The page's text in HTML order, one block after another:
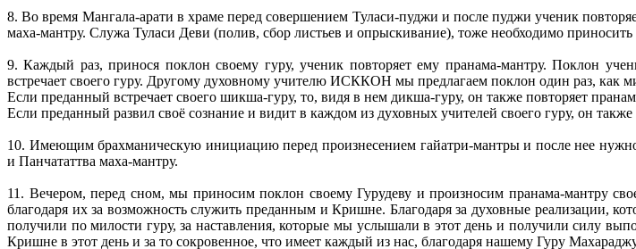
8. Во время Мангала-арати в храме перед совершением Туласи-пуджи и после пуджи ученик
маха-мантру. Служа Туласи Деви (полив, сбор листьев и опрыскивание), тоже необходимо
9. Каждый раз, принося поклон своему гуру, ученик повторяет ему пранама-мантру. Поклон
встречает своего гуру. Другому духовному учителю ИСККОН мы предлагаем поклон один раз, как
Если преданный встречает своего шикша-гуру, то, видя в нем дикша-гуру, он также повторяет
Если преданный развил своё сознание и видит в каждом из духовных учителей своего гуру, он
10. Имеющим брахманическую инициацию перед произнесением гайатри-мантры и после нее
и Панчататтва маха-мантру.
11. Вечером, перед сном, мы приносим поклон своему Гурудеву и произносим пранама-мантру
благодаря их за возможность служить преданным и Кришне. Благодаря за духовные реализации,
получили по милости гуру, за наставления, которые мы услышали в этот день и получили силу
Кришне в этот день и за то сокровенное, что имеет каждый из нас, благодаря нашему Гуру